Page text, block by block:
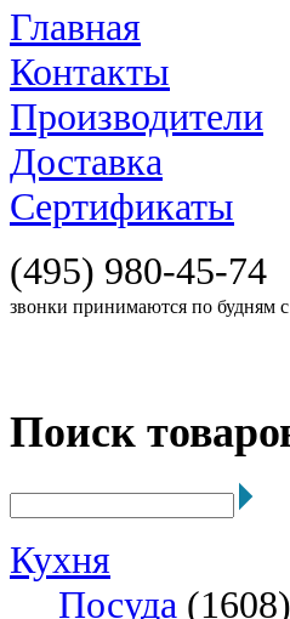
Главная
Контакты
Производители
Доставка
Сертификаты
(495) 980-45-74
звонки принимаются по будням
Поиск
Кухня
Посуда (1608)